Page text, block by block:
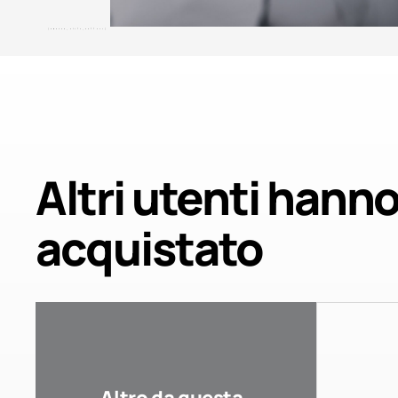
Altri utenti
acquistato